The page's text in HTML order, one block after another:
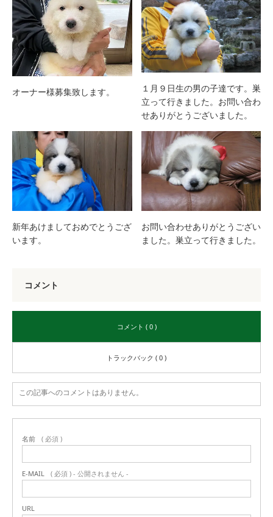
オーナー様募集致します。
１月９日生の男の子達です。巣
立って行きました。お問い合わ
せありがとうございました。
新年あけましておめでとうござ
います。
お問い合わせありがとうござい
ました。巣立って行きました。
コメント
コメント ( 0 )
トラックバック ( 0 )
この記事へのコメントはありません。
名前 ( 必須 )
E-MAIL ( 必須 ) - 公開されません -
URL